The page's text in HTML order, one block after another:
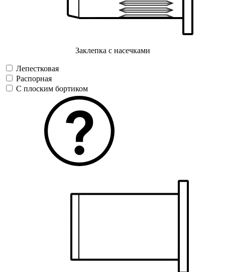
Заклепка с насечками
Лепестковая
Распорная
С плоским бортиком